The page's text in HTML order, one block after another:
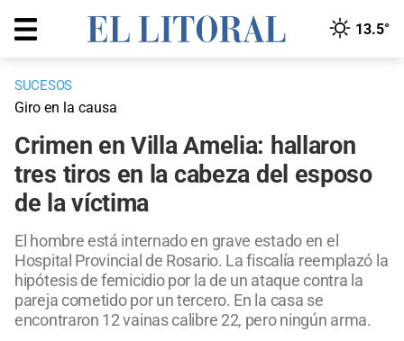
13.5°
SUCESOS
Giro en la causa
Crimen en Villa Amelia: hallaron
tres tiros en la cabeza del esposo
de la víctima
El hombre está internado en grave estado en el
Hospital Provincial de Rosario. La fiscalía reemplazó la
hipótesis de femicidio por la de un ataque contra la
pareja cometido por un tercero. En la casa se
encontraron 12 vainas calibre 22, pero ningún arma.